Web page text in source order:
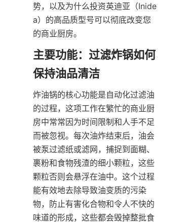
势，以及为什么投资英迪亚（Inide
a）的高品质型号可以彻底改变您
的商业厨房。
主要功能：过滤炸锅如何
炸油锅的核心功能是自动化过滤油
的过程，这项工作在繁忙的商业厨
房中常常因为时间限制和人手不足
而被忽视。每次油炸结束后，油会
被泵过滤纸或滤网，捕捉到面糊、
裹粉和食物残渣的细小颗粒，这些
颗粒否则会悬浮在油中。这个过程
能有效地去除导致油变质的污染
物，防止有害化合物和令人不快的
味道的形成，这些都会毁掉整批食